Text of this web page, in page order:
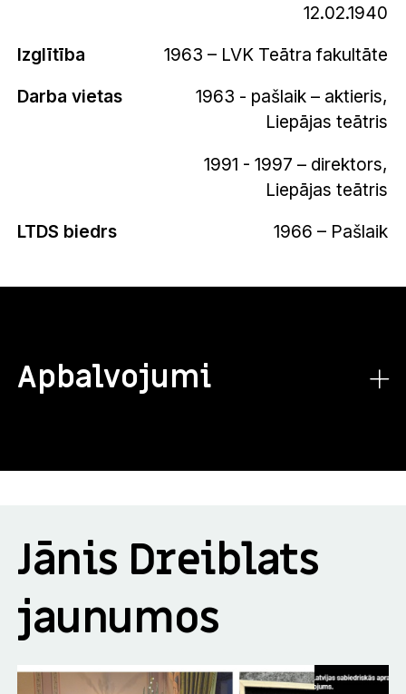
12.02.1940
Izglītība
1963 – LVK Teātra fakultāte
Darba vietas
1963 - pašlaik – aktieris,
Liepājas teātris
1991 - 1997 – direktors,
Liepājas teātris
LTDS biedrs
1966 – Pašlaik
Apbalvojumi
Jānis Dreiblats
jaunumos